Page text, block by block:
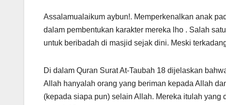
Assalamualaikum aybun!. Memperkenalkan anak
dalam pembentukan karakter mereka lho . Salah
untuk beribadah di masjid sejak dini. Meski
Di dalam Quran Surat At-Taubah 18 dijelaskan
Allah hanyalah orang yang beriman kepada Allah
(kepada siapa pun) selain Allah. Mereka itulah